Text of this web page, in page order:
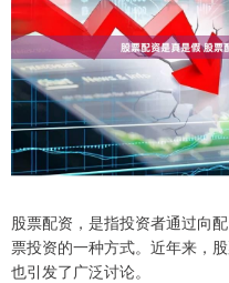
股票配资，是指投资者通过向
票投资的一种方式。近年来，
也引发了广泛讨论。